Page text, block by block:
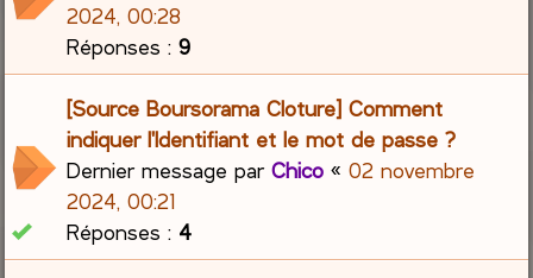
2024, 00:28
Réponses :9
[Source Boursorama Cloture] Comment
indiquer l'Identifiant et le mot de passe ?
Dernier message parChico «02 novembre
2024, 00:21
Réponses : 4